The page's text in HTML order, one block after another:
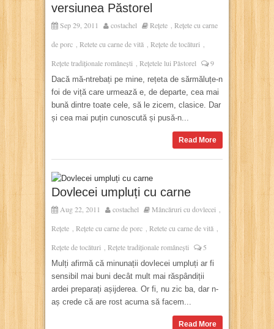
versiunea Păstorel
Sep 29, 2011 costachel Rețete
Rețete cu carne
de porc
Retete cu carne de vită Rețete de tocături
Rețete tradiționale românești Rețetele lui Păstorel 9
Dacă mă-ntrebați pe mine, rețeta de sărmăluțe-n
foi de viță care urmează e, de departe, cea mai
bună dintre toate cele, să le zicem, clasice. Dar
și cea mai puțin cunoscută și pusă-n...
Read More
Dovlecei umpluți cu carne
Aug 22, 2011 costachel Mâncăruri cu dovlecei
Rețete Rețete cu carne de porc Retete cu carne de vită
Rețete de tocături Rețete tradiționale românești 5
Mulți afirmă că minunații dovlecei umpluți ar fi
sensibil mai buni decât mult mai răspândiții
ardei preparați așijderea. Or fi, nu zic ba, dar n-
aș crede că are rost acuma să facem...
Read More